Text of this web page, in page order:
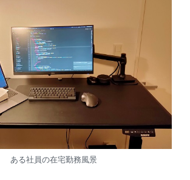
ある社員の在宅勤務風景